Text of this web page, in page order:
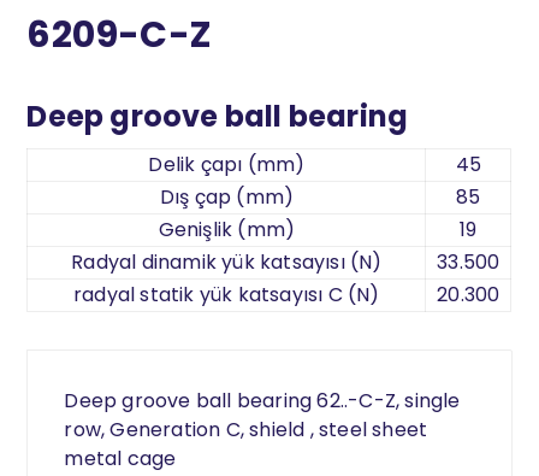
6209-C-Z
Deep groove ball bearing
Delik çapı (mm)
45
Dış çap (mm)
85
Genişlik (mm)
19
Radyal dinamik yük katsayısı (N)
33.500
radyal statik yük katsayısı C (N)
20.300
Deep groove ball bearing 62..-C-Z, single
row, Generation C, shield , steel sheet
metal cage